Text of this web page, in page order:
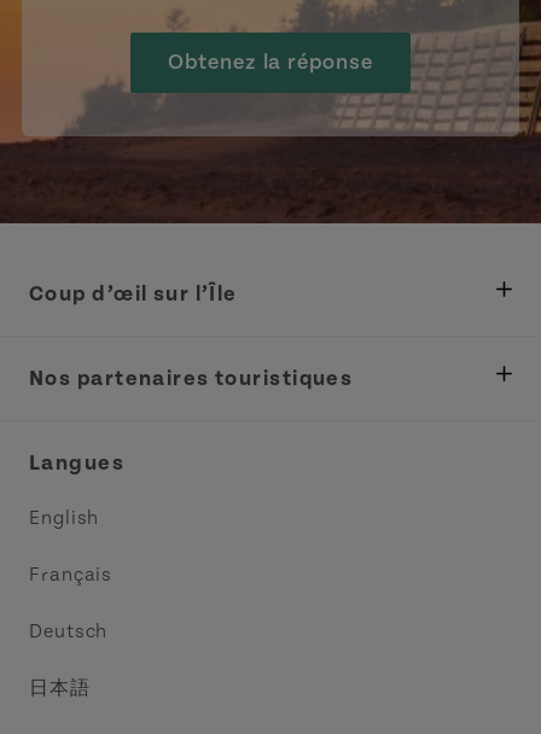
Obtenez la réponse
Coup d’œil sur l’Île
Tourisme
Nos partenaires touristiques
Langues
English
Français
Deutsch
日本語